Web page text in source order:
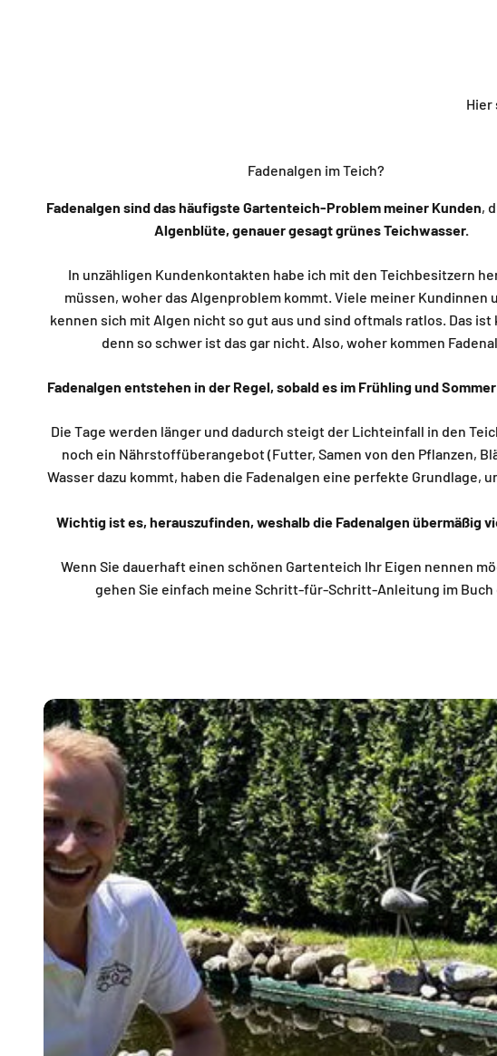
Fadenalgen im Teich?
Fadenalgen sind das häufigste Gartenteich-Problem meiner Kunden,
Algenblüte, genauer gesagt grünes Teichwasser.
In unzähligen Kundenkontakten habe ich mit den Teichbesitzern
müssen, woher das Algenproblem kommt. Viele meiner Kundinnen
kennen sich mit Algen nicht so gut aus und sind oftmals ratlos. Das ist
denn so schwer ist das gar nicht. Also, woher kommen
Fadenalgen entstehen in der Regel, sobald es im Frühling und
Die Tage werden länger und dadurch steigt der Lichteinfall in den
noch ein Nährstoffüberangebot (Futter, Samen von den Pflanzen,
Wasser dazu kommt, haben die Fadenalgen eine perfekte Grundlage,
Wichtig ist es, herauszufinden, weshalb die Fadenalgen übermäßig
Wenn Sie dauerhaft einen schönen Gartenteich Ihr Eigen nennen
gehen Sie einfach meine Schritt-für-Schritt-Anleitung im Buch